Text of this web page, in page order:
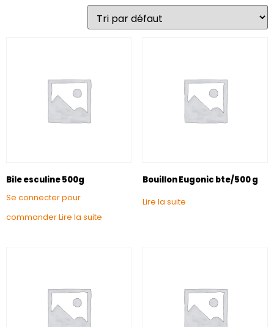
Bile esculine 500g
Se connecter pour
commanderLire la suite
Bouillon Eugonic bte/500 g
Lire la suite